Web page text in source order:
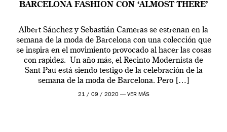
BARCELONA FASHION CON ‘ALMOST THERE’
Albert Sánchez y Sebastián Cameras se estrenan en la
semana de la moda de Barcelona con una colección que
se inspira en el movimiento provocado al hacer las cosas
con rapidez. Un año más, el Recinto Modernista de
Sant Pau está siendo testigo de la celebración de la
semana de la moda de Barcelona. Pero […]
21 / 09 / 2020 — VER MÁS